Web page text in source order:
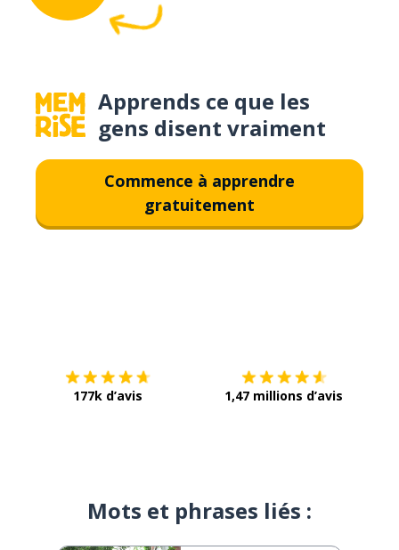
Apprends ce que les
gens disent vraiment
Commence à apprendre
gratuitement
177k d’avis 1,47 millions d’avis
Mots et phrases liés :